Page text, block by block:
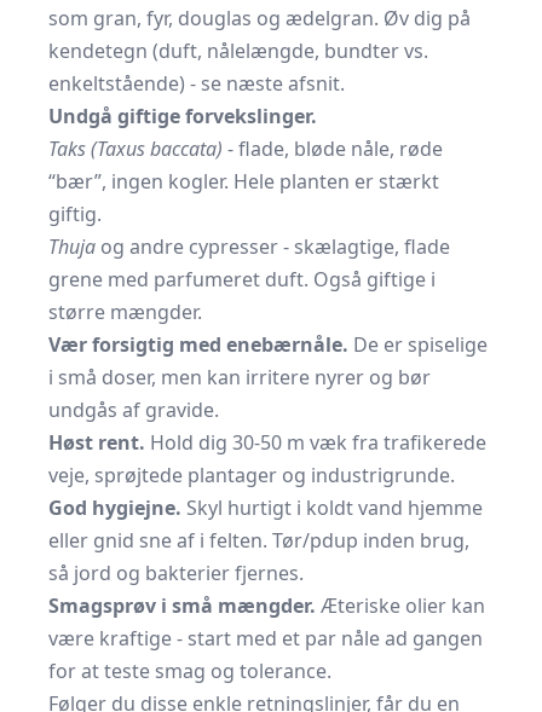
som gran, fyr, douglas og ædelgran. Øv dig på
kendetegn (duft, nålelængde, bundter vs.
enkeltstående) - se næste afsnit.
Undgå giftige forvekslinger.
Taks (Taxus baccata) - flade, bløde nåle, røde
“bær”, ingen kogler. Hele planten er stærkt
giftig.
Thuja og andre cypresser - skælagtige, flade
grene med parfumeret duft. Også giftige i
større mængder.
Vær forsigtig med enebærnåle. De er spiselige
i små doser, men kan irritere nyrer og bør
undgås af gravide.
Høst rent. Hold dig 30-50 m væk fra trafikerede
veje, sprøjtede plantager og industrigrunde.
God hygiejne. Skyl hurtigt i koldt vand hjemme
eller gnid sne af i felten. Tør/pdup inden brug,
så jord og bakterier fjernes.
Smagsprøv i små mængder. Æteriske olier kan
være kraftige - start med et par nåle ad gangen
for at teste smag og tolerance.
Følger du disse enkle retningslinjer, får du en